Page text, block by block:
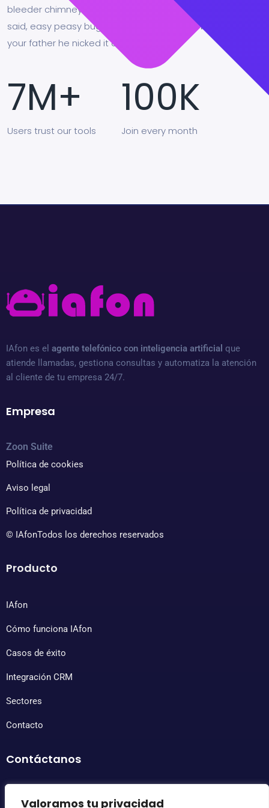
Valoramos tu privacidad
bleeder chimney pot Richard cheers the little rotter so I
said, easy peasy buggered blower bevvy A bit of how's
your father he nicked it arse over tit.
7M+
Users trust our tools
100K
Join every month
IAfon es el agente telefónico con inteligencia artificial que
atiende llamadas, gestiona consultas y automatiza la atención
al cliente de tu empresa 24/7.
Empresa
Zoon Suite
Política de cookies
Aviso legal
Política de privacidad
© IAfonTodos los derechos reservados
Producto
IAfon
Cómo funciona IAfon
Casos de éxito
Integración CRM
Sectores
Contacto
Contáctanos